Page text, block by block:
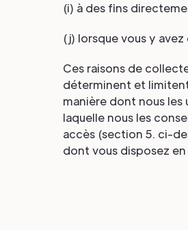
(i) à des fins
(j) lorsque vous y
Ces raisons de
déterminent et
manière dont nous
laquelle nous les
accès (section 5. ci-
dont vous disposez